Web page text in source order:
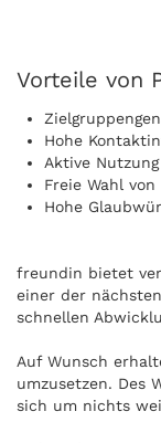
Vorteile von
Hohe
Aktive
Freie Wahl
Hohe
freundin bietet
einer der
schnellen
Auf Wunsch
umzusetzen. Des
sich um nichts